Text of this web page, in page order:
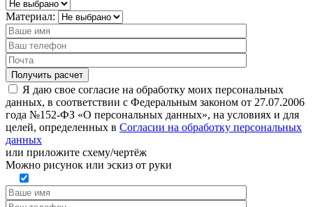
Материал:
Я даю свое согласие на обработку моих персональных
данных, в соответствии с Федеральным законом от 27.07.2006
года №152-ФЗ «О персональных данных», на условиях и для
целей, определенных в Согласии на обработку персональных
данных
или приложите схему/чертёж
Можно рисунок или эскиз от руки